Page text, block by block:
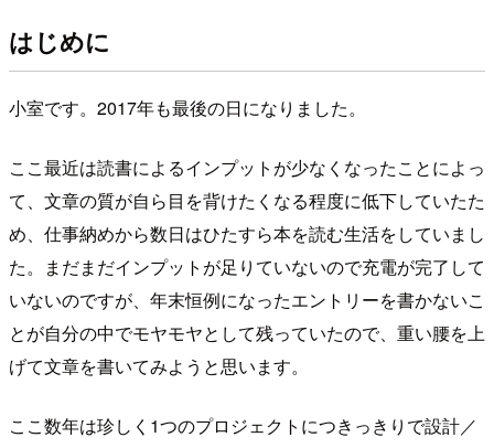
はじめに
小室です。2017年も最後の日になりました。
ここ最近は読書によるインプットが少なくなったことによっ
て、文章の質が自ら目を背けたくなる程度に低下していたた
め、仕事納めから数日はひたすら本を読む生活をしていまし
た。まだまだインプットが足りていないので充電が完了して
いないのですが、年末恒例になったエントリーを書かないこ
とが自分の中でモヤモヤとして残っていたので、重い腰を上
げて文章を書いてみようと思います。
ここ数年は珍しく1つのプロジェクトにつきっきりで設計／